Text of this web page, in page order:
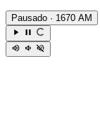
Pausado · 1670 AM